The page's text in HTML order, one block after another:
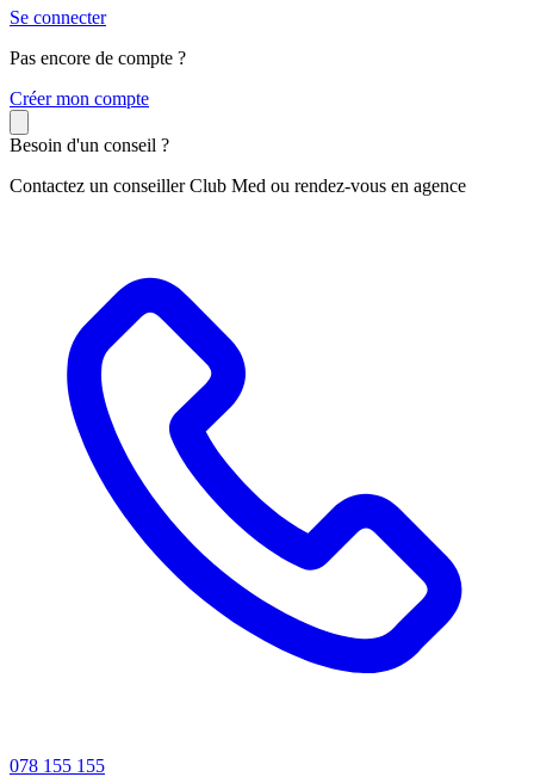
Se connecter
Pas encore de compte ?
Créer mon compte
Besoin d'un conseil ?
Contactez un conseiller Club Med ou rendez-vous en agence
078 155 155